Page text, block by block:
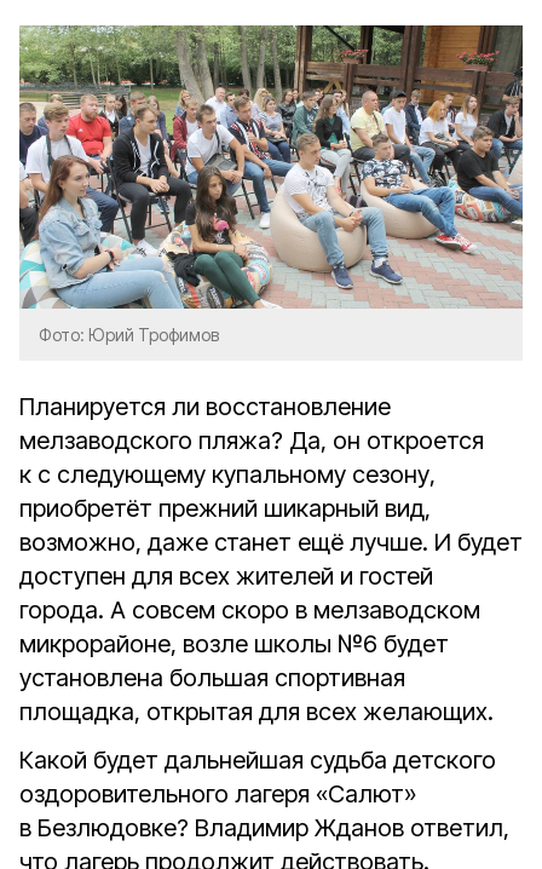
Фото: Юрий Трофимов
Планируется ли восстановление
мелзаводского пляжа? Да, он откроется
к с следующему купальному сезону,
приобретёт прежний шикарный вид,
возможно, даже станет ещё лучше. И будет
доступен для всех жителей и гостей
города. А совсем скоро в мелзаводском
микрорайоне, возле школы №6 будет
установлена большая спортивная
площадка, открытая для всех желающих.
Какой будет дальнейшая судьба детского
оздоровительного лагеря «Салют»
в Безлюдовке? Владимир Жданов ответил,
что лагерь продолжит действовать.